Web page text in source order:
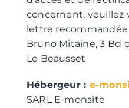
concernent, veuillez
lettre recommandée
Bruno Mitaine, 3 Bd
Le Beausset
Hébergeur : e-
SARL E-monsite